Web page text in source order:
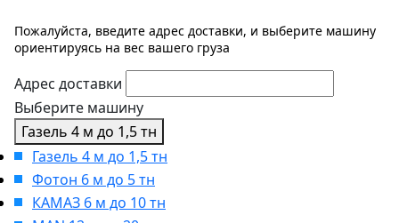
Пожалуйста, введите адрес доставки, и выберите машину
ориентируясь на вес вашего груза
Адрес доставки
Выберите машину
Газель 4 м до 1,5 тн
Газель 4 м до 1,5 тн
Фотон 6 м до 5 тн
КАМАЗ 6 м до 10 тн